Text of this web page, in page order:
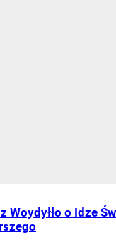
Woydyłło o Idze